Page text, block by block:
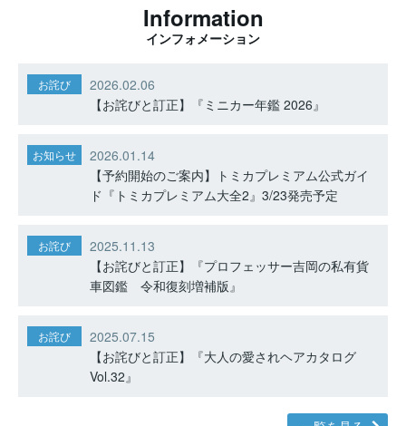
Information
インフォメーション
お詫び
2026.02.06
【お詫びと訂正】『ミニカー年鑑 2026』
お知らせ
2026.01.14
【予約開始のご案内】トミカプレミアム公式ガイ
ド『トミカプレミアム大全2』3/23発売予定
お詫び
2025.11.13
【お詫びと訂正】『プロフェッサー吉岡の私有貨
車図鑑 令和復刻増補版』
お詫び
2025.07.15
【お詫びと訂正】『大人の愛されヘアカタログ
Vol.32』